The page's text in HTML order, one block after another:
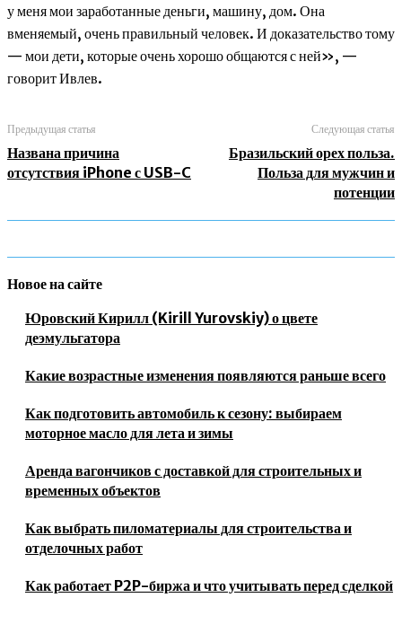
у меня мои заработанные деньги, машину, дом. Она
вменяемый, очень правильный человек. И доказательство тому
— мои дети, которые очень хорошо общаются с ней», —
говорит Ивлев.
Предыдущая статья
Названа причина
отсутствия iPhone с USB-C
Следующая статья
Бразильский орех польза.
Польза для мужчин и
потенции
Новое на сайте
Юровский Кирилл (Kirill Yurovskiy) о цвете
деэмульгатора
Какие возрастные изменения появляются раньше всего
Как подготовить автомобиль к сезону: выбираем
моторное масло для лета и зимы
Аренда вагончиков с доставкой для строительных и
временных объектов
Как выбрать пиломатериалы для строительства и
отделочных работ
Как работает P2P-биржа и что учитывать перед сделкой